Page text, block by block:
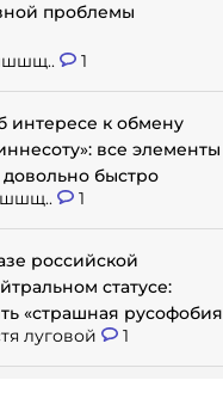
проблемы
1
интересе к обмену
все элементы
довольно быстро
1
российской
статусе:
«страшная русофобия
луговой 1